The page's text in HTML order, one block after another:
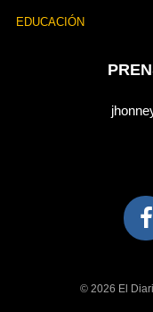
EDUCACIÓN
© 2026 El